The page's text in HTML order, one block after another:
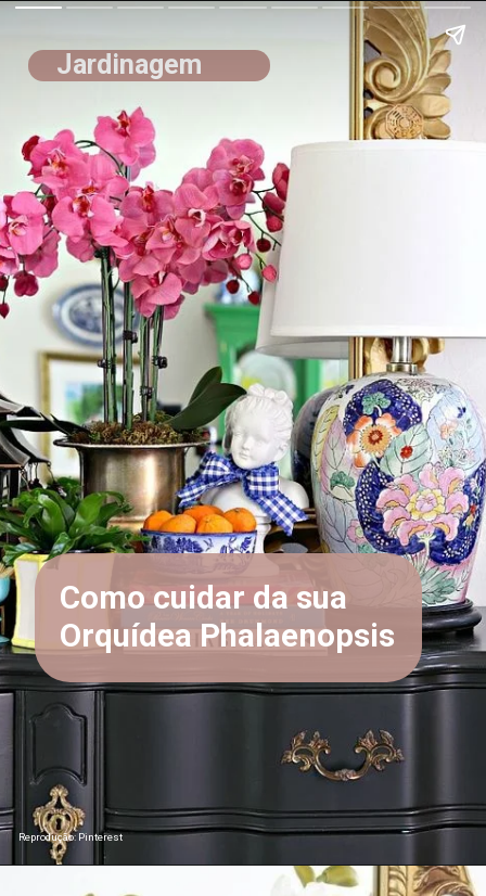
Reprodução: Pinterest
Jardinagem
Como cuidar da sua
Orquídea Phalaenopsis